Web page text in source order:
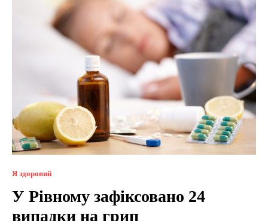
Я здоровий
У Рівному зафіксовано 24
випадки на грип